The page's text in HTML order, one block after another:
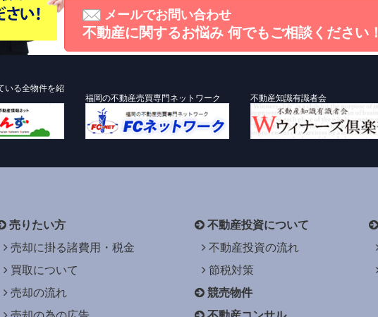
メールでお問い合わせ
不動産に関するお悩み 何でもご相談ください！
いる全物件を紹
福岡の不動産売買専門ネットワーク 不動産知識有識者会
売りたい方
売却に掛る諸費用・税金
買取について
売却の流れ
不動産投資について
不動産投資の流れ
節税対策
競売物件